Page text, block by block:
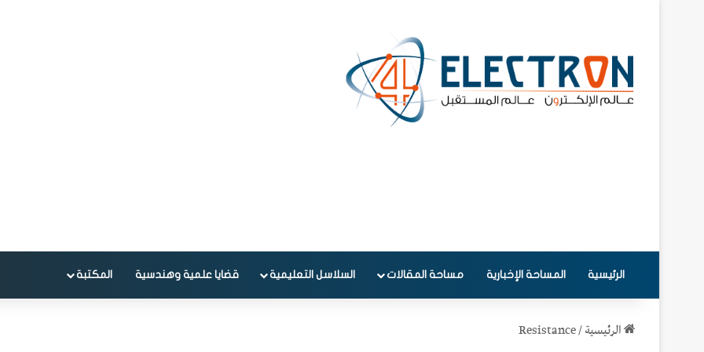
الرئيسية المساحة الإخبارية مساحة المقالات السلاسل التعليمية قضايا علمية وهندسية المكتبة
الرئيسية/
Resistance